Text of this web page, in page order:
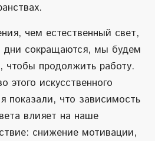
чем естественный свет,
дни сокращаются, мы будем
чтобы продолжить работу.
этого искусственного
показали, что зависимость
влияет на наше
снижение мотивации,